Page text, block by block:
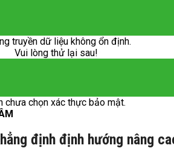
truyền dữ liệu không ổn định.
Vui lòng thử lại sau!
chưa chọn xác thực bảo mật.
định định hướng nâng